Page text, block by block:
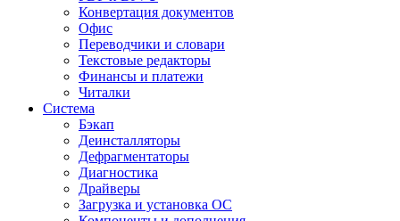
Конвертация документов
Офис
Переводчики и словари
Текстовые редакторы
Финансы и платежи
Читалки
Система
Бэкап
Деинсталляторы
Дефрагментаторы
Диагностика
Драйверы
Загрузка и установка ОС